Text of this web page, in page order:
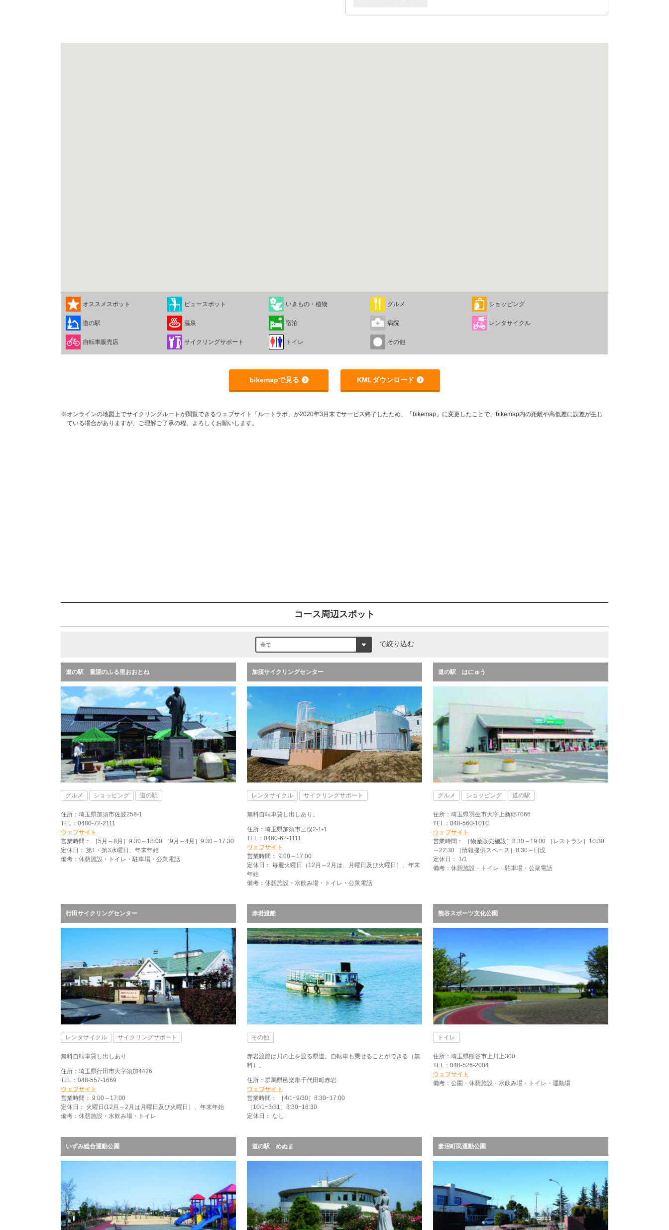
オススメスポット ビュースポット いきもの・植物 グルメ ショッピング
道の駅 温泉 宿泊 病院 レンタサイクル
自転車販売店 サイクリングサポート トイレ その他
bikemapで見る KMLダウンロード
※オンラインの地図上でサイクリングルートが閲覧できるウェブサイト「ルートラボ」が2020年3月末でサービス終了したため、「bikemap」に変更したことで、bikemap内の距離や高低差に誤差が生じ
ている場合がありますが、ご理解ご了承の程、よろしくお願いします。
コース周辺スポット
で絞り込む
道の駅 童謡のふる里おおとね
グルメ ショッピング 道の駅
住所：埼玉県加須市佐波258-1
TEL：0480-72-2111
ウェブサイト
営業時間： ［5月～8月］9:30～18:00 ［9月～4月］9:30～17:30
定休日： 第1・第3水曜日、年末年始
備考：休憩施設・トイレ・駐車場・公衆電話
加須サイクリングセンター
レンタサイクル サイクリングサポート
無料自転車貸し出しあり。
住所：埼玉県加須市三俣2-1-1
TEL：0480-62-1111
ウェブサイト
営業時間： 9:00～17:00
定休日： 毎週火曜日（12月～2月は、月曜日及び火曜日）、年末
年始
備考：休憩施設・水飲み場・トイレ・公衆電話
道の駅 はにゅう
グルメ ショッピング 道の駅
住所：埼玉県羽生市大字上新郷7066
TEL：048-560-1010
ウェブサイト
営業時間： ［物産販売施設］8:30～19:00 ［レストラン］10:30
～22:30 ［情報提供スペース］8:30～日没
定休日： 1/1
備考：休憩施設・トイレ・駐車場・公衆電話
行田サイクリングセンター
レンタサイクル サイクリングサポート
無料自転車貸し出しあり
住所：埼玉県行田市大字須加4426
TEL：048-557-1669
ウェブサイト
営業時間： 9:00～17:00
定休日： 火曜日(12月～2月は月曜日及び火曜日）、年末年始
備考：休憩施設・水飲み場・トイレ
赤岩渡船
その他
赤岩渡船は川の上を渡る県道。自転車も乗せることができる（無
料）。
住所：群馬県邑楽郡千代田町赤岩
ウェブサイト
営業時間： ［4/1~9/30］8:30~17:00
［10/1~3/31］8:30~16:30
定休日： なし
熊谷スポーツ文化公園
トイレ
住所：埼玉県熊谷市上川上300
TEL：048-526-2004
ウェブサイト
備考：公園・休憩施設・水飲み場・トイレ・運動場
いずみ総合運動公園 道の駅 めぬま 妻沼町民運動公園